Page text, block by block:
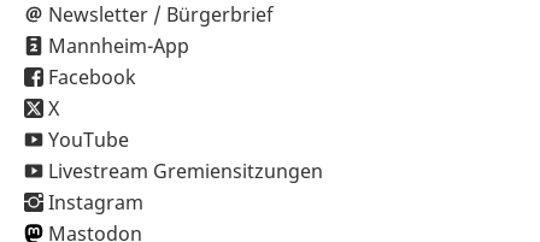
Newsletter / Bürgerbrief
Mannheim-App
Facebook
X
YouTube
Livestream Gremiensitzungen
Instagram
Mastodon